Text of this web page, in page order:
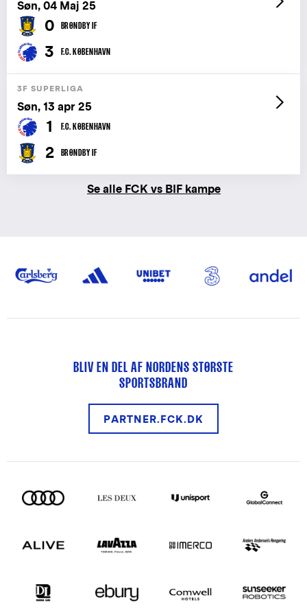
Søn, 04 Maj 25
0 BRØNDBY IF
3 F.C. KØBENHAVN
3F SUPERLIGA
Søn, 13 apr 25
1 F.C. KØBENHAVN
2 BRØNDBY IF
Se alle FCK vs BIF kampe
BLIV EN DEL AF NORDENS STØRSTE
SPORTSBRAND
PARTNER.FCK.DK